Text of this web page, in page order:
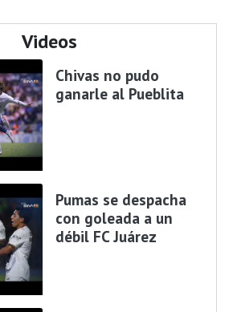
Videos
Chivas no pudo
ganarle al Pueblita
Pumas se despacha
con goleada a un
débil FC Juárez